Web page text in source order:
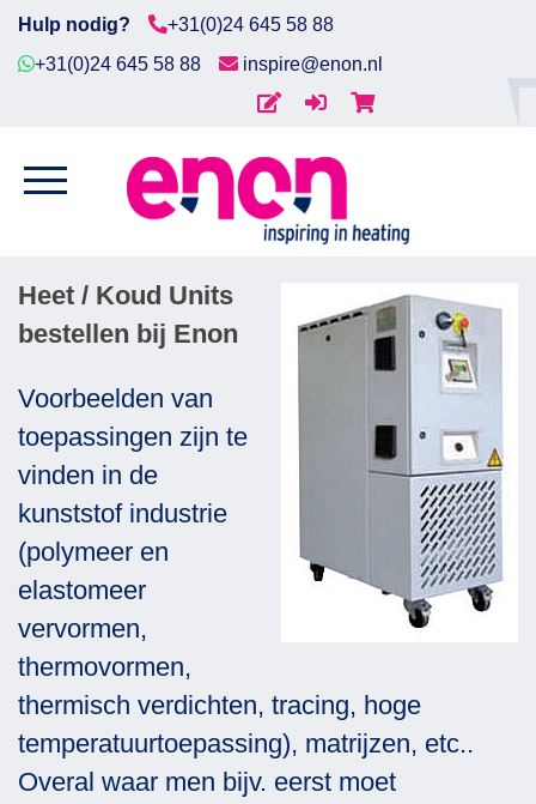
Diensten
Contact
Hulp nodig?
+31(0)24 645 58 88
+31(0)24 645 58 88
inspire@enon.nl
HEET / KOUD UNITS
Procesverwarming/ Heet / Koud Units
Heet / Koud Units
bestellen bij Enon
Voorbeelden van
toepassingen zijn te
vinden in de
kunststof industrie
(polymeer en
elastomeer
vervormen,
thermovormen,
thermisch verdichten, tracing, hoge
temperatuurtoepassing), matrijzen, etc..
Overal waar men bijv. eerst moet